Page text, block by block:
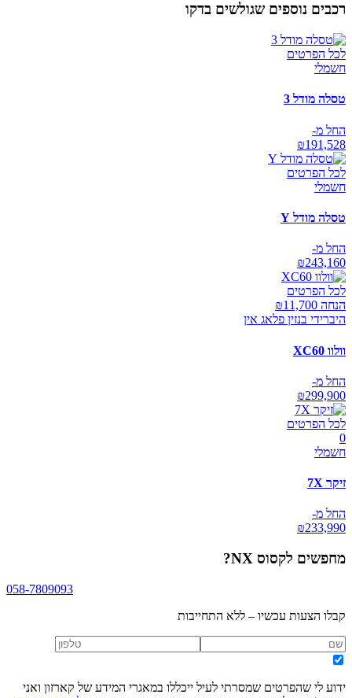
רכבים נוספים שגולשים בדקו
לכל הפרטים
חשמלי
טסלה מודל 3
החל מ-
₪191,528
לכל הפרטים
חשמלי
טסלה מודל Y
החל מ-
₪243,160
לכל הפרטים
הנחה ₪ 11,700
היברידי בנזין פלאג אין
וולוו XC60
החל מ-
₪299,900
לכל הפרטים
0
חשמלי
זיקר 7X
החל מ-
₪233,990
מחפשים לקסוס NX ?
058-7809093
קבלו הצעות עכשיו – ללא התחייבות
ידוע לי שהפרטים שמסרתי לעיל ייכללו במאגרי המידע של קארזון ואני